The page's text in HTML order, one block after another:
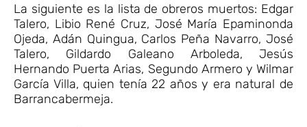
La siguiente es la lista de obreros muertos: Edgar
Talero, Libio René Cruz, José María Epaminonda
Ojeda, Adán Quingua, Carlos Peña Navarro, José
Talero, Gildardo Galeano Arboleda, Jesús
Hernando Puerta Arias, Segundo Armero y Wilmar
García Villa, quien tenía 22 años y era natural de
Barrancabermeja.